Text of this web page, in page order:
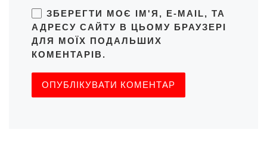
ЗБЕРЕГТИ МОЄ ІМ'Я, E-MAIL, ТА
АДРЕСУ САЙТУ В ЦЬОМУ БРАУЗЕРІ
ДЛЯ МОЇХ ПОДАЛЬШИХ
КОМЕНТАРІВ.